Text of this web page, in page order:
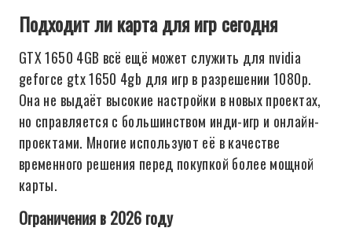
Подходит ли карта для игр сегодня
GTX 1650 4GB всё ещё может служить для nvidia
geforce gtx 1650 4gb для игр в разрешении 1080p.
Она не выдаёт высокие настройки в новых проектах,
но справляется с большинством инди-игр и онлайн-
проектами. Многие используют её в качестве
временного решения перед покупкой более мощной
карты.
Ограничения в 2026 году